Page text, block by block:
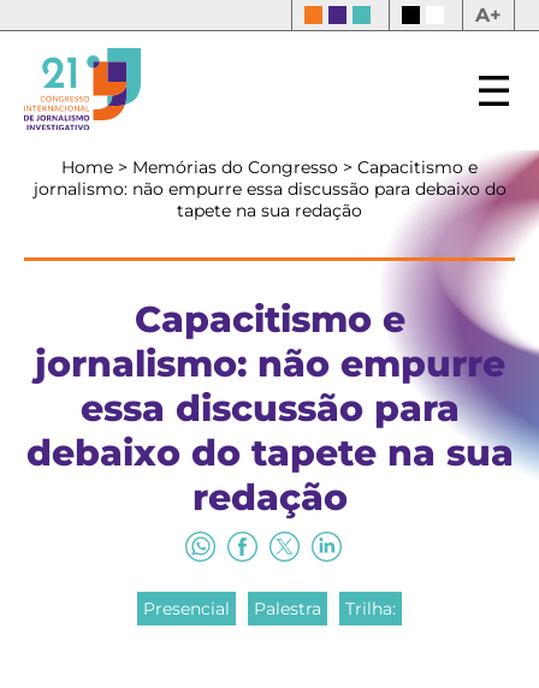
A+
Home > Memórias do Congresso > Capacitismo e
jornalismo: não empurre essa discussão para debaixo do
tapete na sua redação
Capacitismo e
jornalismo: não empurre
essa discussão para
debaixo do tapete na sua
redação
Presencial Palestra Trilha: